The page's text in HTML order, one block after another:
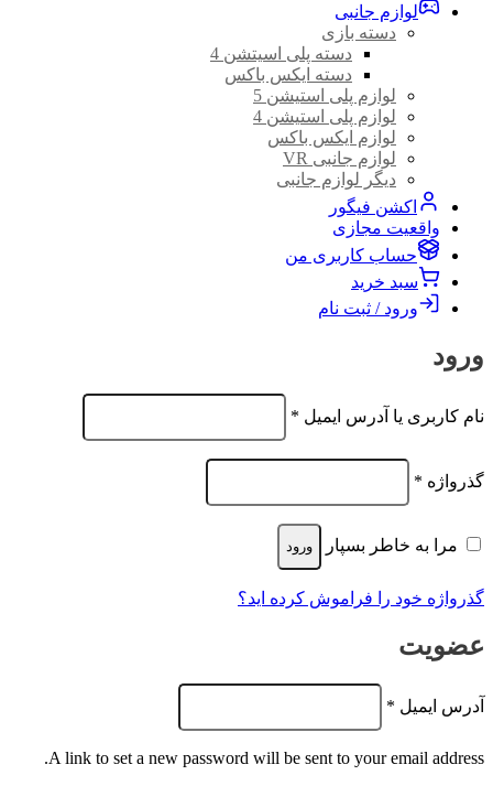
لوازم جانبی
دسته بازی
دسته پلی اسیتشن 4
دسته ایکس باکس
لوازم پلی استیشن 5
لوازم پلی استیشن 4
لوازم ایکس باکس
لوازم جانبی VR
دیگر لوازم جانبی
اکشن فیگور
واقعیت مجازی
حساب کاربری من
سبد خرید
ورود / ثبت نام
ورود
نام کاربری یا آدرس ایمیل *
الزامی
گذرواژه *
الزامی
مرا به خاطر بسپار ورود
گذرواژه خود را فراموش کرده اید؟
عضویت
آدرس ایمیل *
الزامی
A link to set a new password will be sent to your email address.